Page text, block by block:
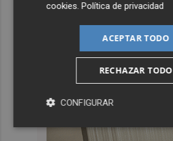
cookies.Política de privacidad
ACEPTAR TODO
RECHAZAR TODO
CONFIGURAR